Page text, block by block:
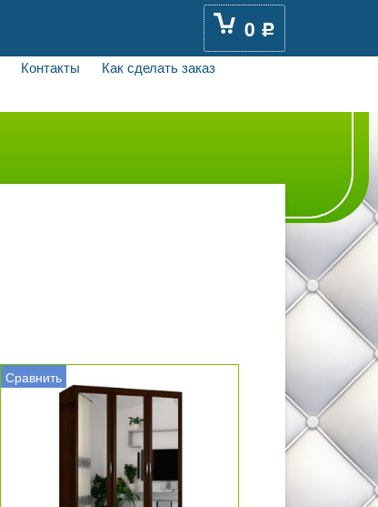
0 Р
Контакты
Как сделать заказ
Сравнить